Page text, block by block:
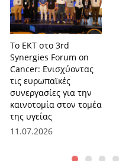
Το ΕΚΤ στο 3rd
Synergies Forum on
Cancer: Ενισχύοντας
τις ευρωπαϊκές
συνεργασίες για την
καινοτομία στον τομέα
της υγείας
11.07.2026